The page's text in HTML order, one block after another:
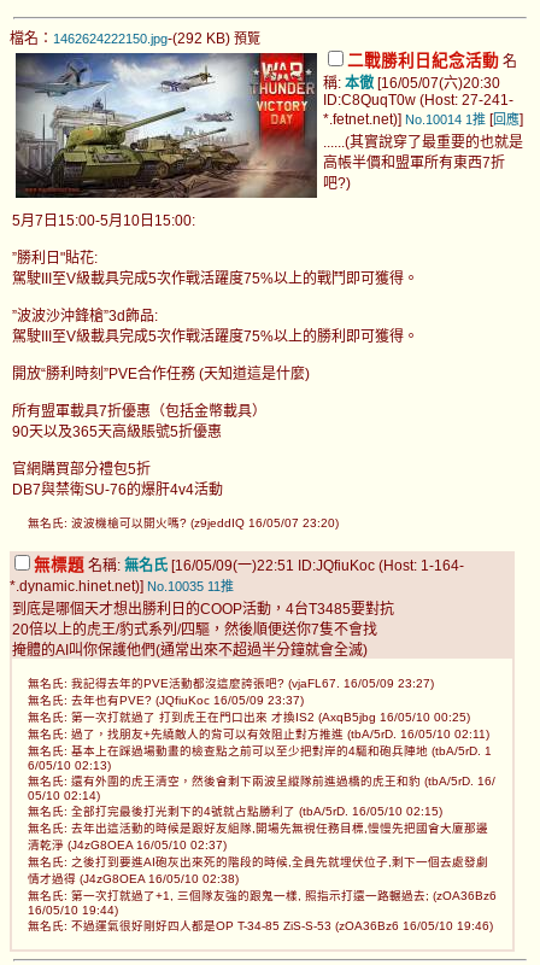
檔名： 1462624222150.jpg-(292 KB) 預覽
二戰勝利日紀念活動 名
稱: 本徹 [16/05/07(六)20:30
ID:C8QuqT0w (Host: 27-241-
*.fetnet.net)] No.10014 1推 [ 回應]
......(其實說穿了最重要的也就是
高帳半價和盟軍所有東西7折
吧?)
5月7日15:00-5月10日15:00:
”勝利日"貼花:
駕駛III至V級載具完成5次作戰活躍度75%以上的戰鬥即可獲得。
”波波沙沖鋒槍”3d飾品:
駕駛III至V級載具完成5次作戰活躍度75%以上的勝利即可獲得。
開放“勝利時刻”PVE合作任務 (天知道這是什麼)
所有盟軍載具7折優惠（包括金幣載具）
90天以及365天高級賬號5折優惠
官網購買部分禮包5折
DB7與禁衛SU-76的爆肝4v4活動
無名氏: 波波機槍可以開火嗎? (z9jeddIQ 16/05/07 23:20)
無標題 名稱: 無名氏 [16/05/09(一)22:51 ID:JQfiuKoc (Host: 1-164-
*.dynamic.hinet.net)] No.10035 11推
到底是哪個天才想出勝利日的COOP活動，4台T3485要對抗
20倍以上的虎王/豹式系列/四驅，然後順便送你7隻不會找
掩體的AI叫你保護他們(通常出來不超過半分鐘就會全滅)
無名氏: 我記得去年的PVE活動都沒這麼誇張吧? (vjaFL67. 16/05/09 23:27)
無名氏: 去年也有PVE? (JQfiuKoc 16/05/09 23:37)
無名氏: 第一次打就過了 打到虎王在門口出來 才換IS2 (AxqB5jbg 16/05/10 00:25)
無名氏: 過了，找朋友+先繞敵人的背可以有效阻止對方推進 (tbA/5rD. 16/05/10 02:11)
無名氏: 基本上在踩過場動畫的檢查點之前可以至少把對岸的4驅和砲兵陣地 (tbA/5rD. 1
6/05/10 02:13)
無名氏: 還有外圍的虎王清空，然後會剩下兩波呈縱隊前進過橋的虎王和豹 (tbA/5rD. 16/
05/10 02:14)
無名氏: 全部打完最後打光剩下的4號就占點勝利了 (tbA/5rD. 16/05/10 02:15)
無名氏: 去年出這活動的時候是跟好友組隊,開場先無視任務目標,慢慢先把國會大廈那邊
清乾淨 (J4zG8OEA 16/05/10 02:37)
無名氏: 之後打到要進AI砲灰出來死的階段的時候,全員先就埋伏位子,剩下一個去處發劇
情才過得 (J4zG8OEA 16/05/10 02:38)
無名氏: 第一次打就過了+1, 三個隊友強的跟鬼一樣, 照指示打還一路輾過去; (zOA36Bz6
16/05/10 19:44)
無名氏: 不過運氣很好剛好四人都是OP T-34-85 ZiS-S-53 (zOA36Bz6 16/05/10 19:46)